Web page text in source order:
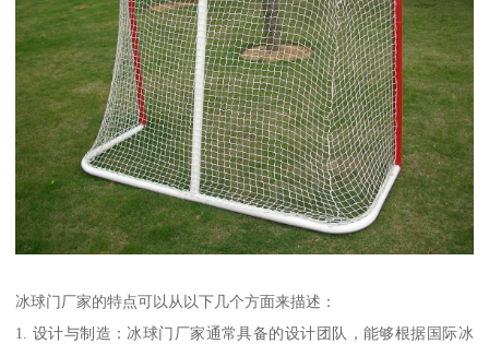
冰球门厂家的特点可以从以下几个方面来描述：
1. 设计与制造：冰球门厂家通常具备的设计团队，能够根据国际冰